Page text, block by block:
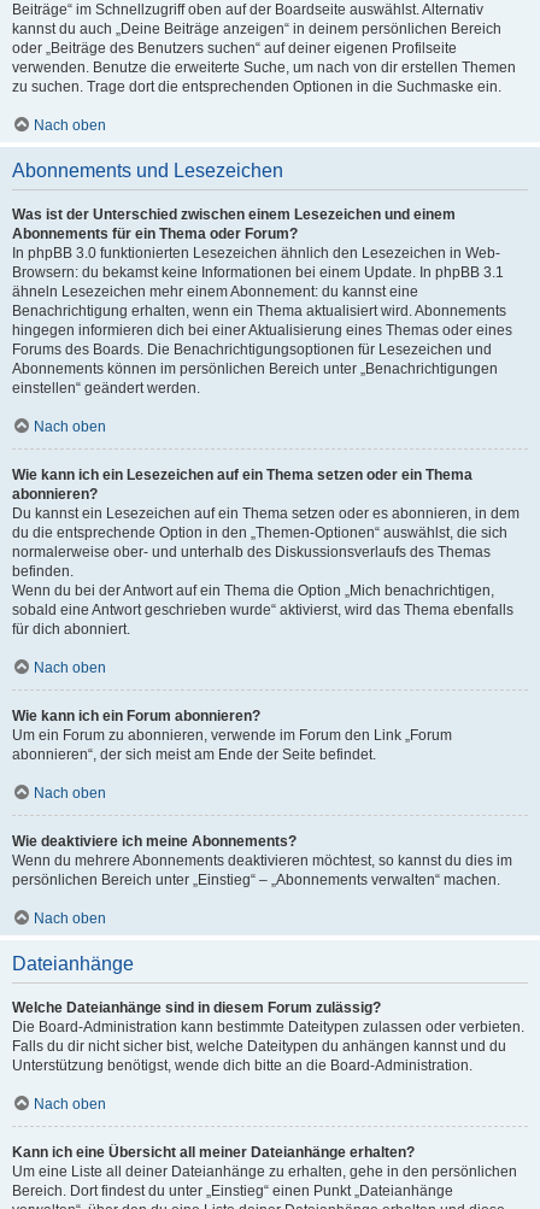
Beiträge“ im Schnellzugriff oben auf der Boardseite auswählst. Alternativ
kannst du auch „Deine Beiträge anzeigen“ in deinem persönlichen Bereich
oder „Beiträge des Benutzers suchen“ auf deiner eigenen Profilseite
verwenden. Benutze die erweiterte Suche, um nach von dir erstellen Themen
zu suchen. Trage dort die entsprechenden Optionen in die Suchmaske ein.
Nach oben
Abonnements und Lesezeichen
Was ist der Unterschied zwischen einem Lesezeichen und einem
Abonnements für ein Thema oder Forum?
In phpBB 3.0 funktionierten Lesezeichen ähnlich den Lesezeichen in Web-
Browsern: du bekamst keine Informationen bei einem Update. In phpBB 3.1
ähneln Lesezeichen mehr einem Abonnement: du kannst eine
Benachrichtigung erhalten, wenn ein Thema aktualisiert wird. Abonnements
hingegen informieren dich bei einer Aktualisierung eines Themas oder eines
Forums des Boards. Die Benachrichtigungsoptionen für Lesezeichen und
Abonnements können im persönlichen Bereich unter „Benachrichtigungen
einstellen“ geändert werden.
Nach oben
Wie kann ich ein Lesezeichen auf ein Thema setzen oder ein Thema
abonnieren?
Du kannst ein Lesezeichen auf ein Thema setzen oder es abonnieren, in dem
du die entsprechende Option in den „Themen-Optionen“ auswählst, die sich
normalerweise ober- und unterhalb des Diskussionsverlaufs des Themas
befinden.
Wenn du bei der Antwort auf ein Thema die Option „Mich benachrichtigen,
sobald eine Antwort geschrieben wurde“ aktivierst, wird das Thema ebenfalls
für dich abonniert.
Nach oben
Wie kann ich ein Forum abonnieren?
Um ein Forum zu abonnieren, verwende im Forum den Link „Forum
abonnieren“, der sich meist am Ende der Seite befindet.
Nach oben
Wie deaktiviere ich meine Abonnements?
Wenn du mehrere Abonnements deaktivieren möchtest, so kannst du dies im
persönlichen Bereich unter „Einstieg“ – „Abonnements verwalten“ machen.
Nach oben
Dateianhänge
Welche Dateianhänge sind in diesem Forum zulässig?
Die Board-Administration kann bestimmte Dateitypen zulassen oder verbieten.
Falls du dir nicht sicher bist, welche Dateitypen du anhängen kannst und du
Unterstützung benötigst, wende dich bitte an die Board-Administration.
Nach oben
Kann ich eine Übersicht all meiner Dateianhänge erhalten?
Um eine Liste all deiner Dateianhänge zu erhalten, gehe in den persönlichen
Bereich. Dort findest du unter „Einstieg“ einen Punkt „Dateianhänge